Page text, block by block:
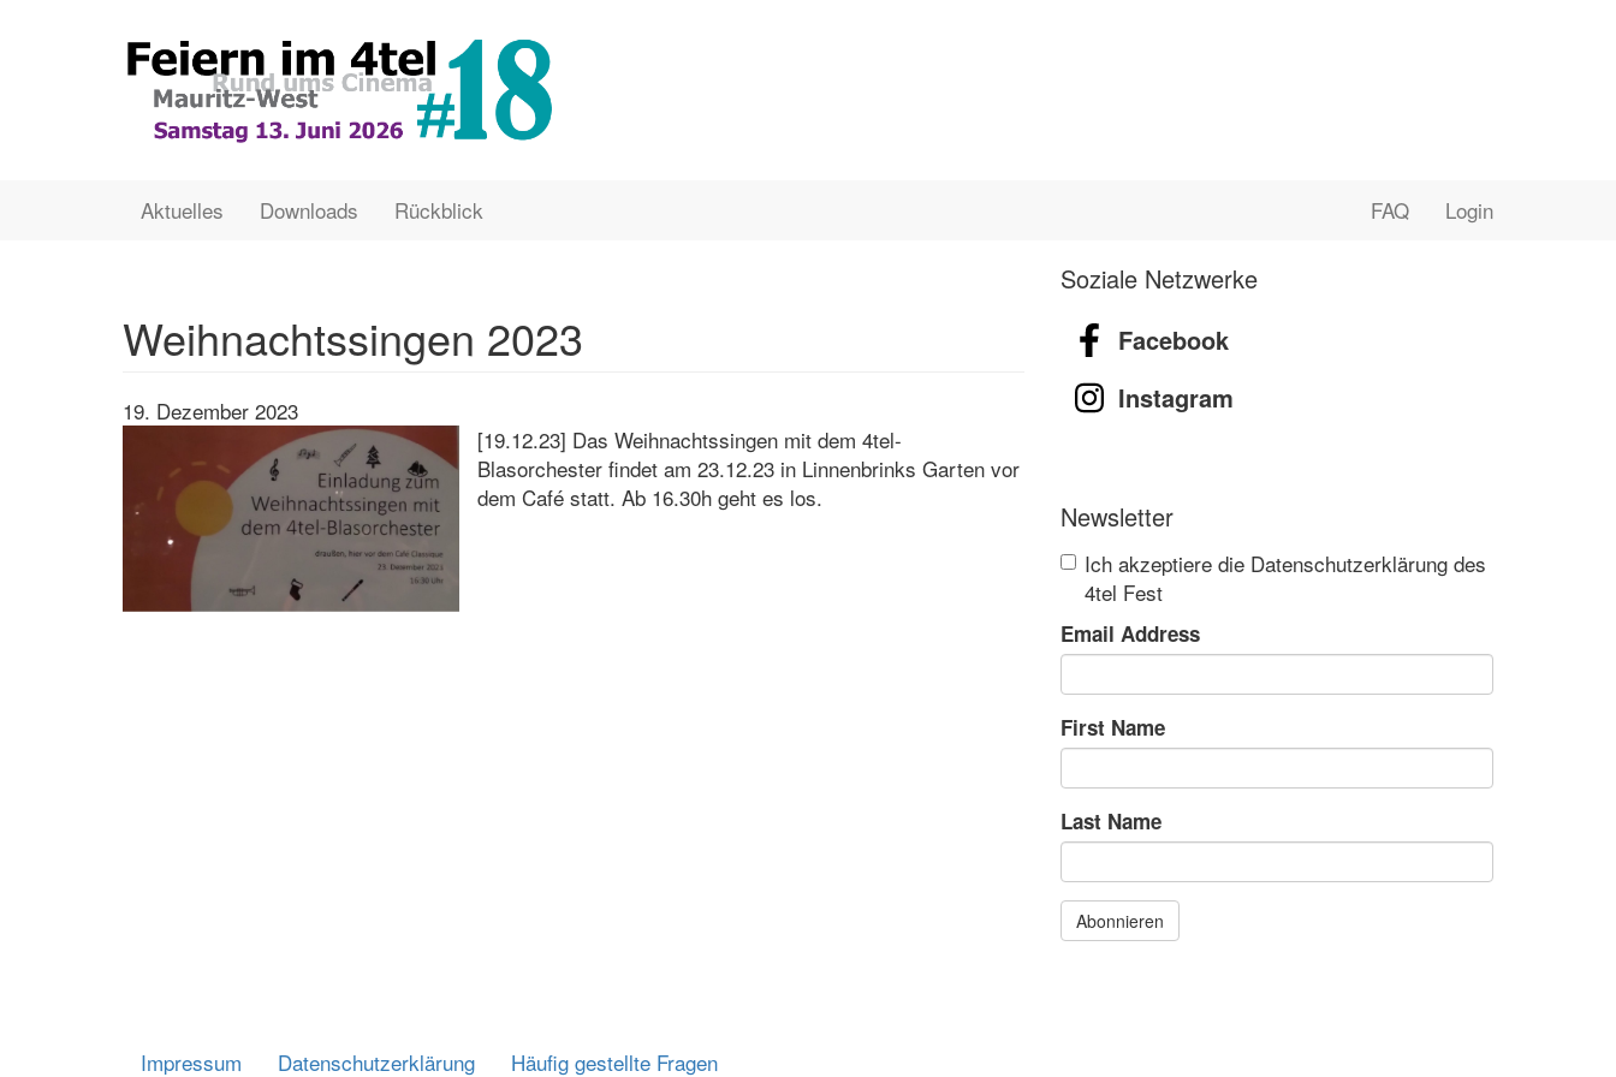
Main
Aktuelles Downloads Rückblick
User FAQ Login
Weihnachtssingen 2023
19. Dezember 2023
[19.12.23] Das Weihnachtssingen mit dem 4tel-
Blasorchester findet am 23.12.23 in Linnenbrinks Garten vor
dem Café statt. Ab 16.30h geht es los.
Soziale Netzwerke
Facebook
Instagram
Newsletter
Ich akzeptiere die Datenschutzerklärung des
4tel Fest
Email Address
First Name
Last Name
Abonnieren
Impressum Datenschutzerklärung Häufig gestellte Fragen